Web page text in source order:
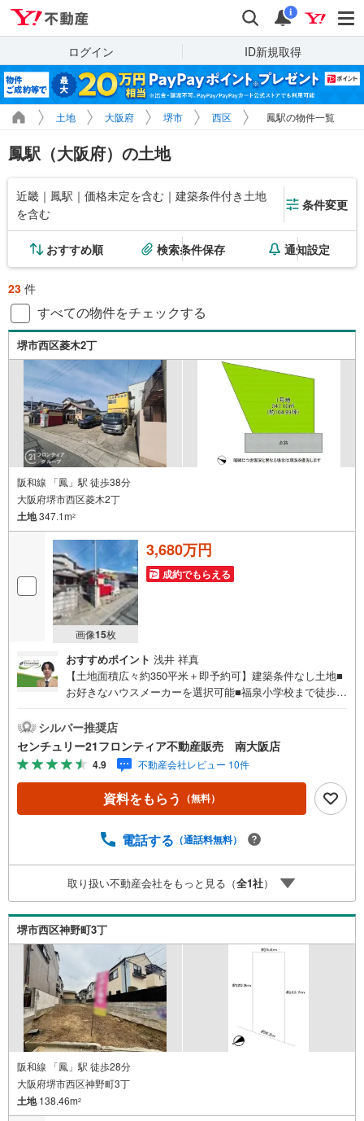
検索 通知
i
ログイン ID新規取得
土地 大阪府 堺市 西区 鳳駅の物件一覧
鳳駅（大阪府）の土地
近畿｜鳳駅｜価格未定を含む｜建築条件付き土地
を含む
条件変更
おすすめ順 検索条件保存 通知設定
23 件
すべての物件をチェックする
堺市西区菱木2丁
阪和線 「鳳」駅 徒歩38分
大阪府堺市西区菱木2丁
土地347.1m2
画像15枚
3,680万円
成約でもらえる
おすすめポイント 浅井 祥真
【土地面積広々約350平米＋即予約可】建築条件なし土地■
お好きなハウスメーカーを選択可能■福泉小学校まで徒歩6
をこの土地で！ 特徴・関西スーパー萬崎菱木店まで徒歩7
分で、毎日のお買い物にも便利な立地です。・事務所用地
や倉庫用地にもご活用いただけます。・リフォームなどの
ご相談にも対応しております！ 立地・福泉小学校まで徒歩
約6分・福泉中学校まで徒歩約12分 弊社が選ばれる理由 1.
お金の扱い方のプロ、ファイナンシャルプランナーが資金
チームあり！3.たくさんの銀行と繋がりがあるため、最も
要になったお家のリフォームも弊社のリフォームプランナ
ーがご提案！5.定期的にご連絡を繋ぎ、有事の際に迅速に
サポートいたします弊社は専門家同士が連携をとっている
ため、より多くの知見がございます。お気軽にお問合せく
ださい！
シルバー推奨店
センチュリー21フロンティア不動産販売 南大阪店
4.9 不動産会社レビュー 10件
資料をもらう （無料）
電話する （通話料無料）
取り扱い不動産会社をもっと見る（全1社）
堺市西区神野町3丁
阪和線 「鳳」駅 徒歩28分
大阪府堺市西区神野町3丁
土地138.46m2